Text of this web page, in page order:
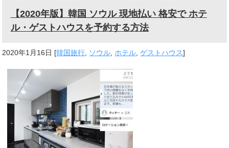
【2020年版】韓国 ソウル 現地払い 格安で ホテ
ル・ゲストハウスを予約する方法
2020年1月16日 [韓国旅行, ソウル,ホテル,ゲストハウス]